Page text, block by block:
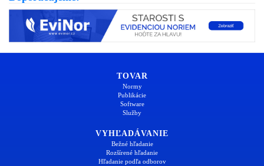
TOVAR
Normy
Publikácie
Software
Služby
VYHĽADÁVANIE
Bežné hľadanie
Rozšírené hľadanie
Hľadanie podľa odborov